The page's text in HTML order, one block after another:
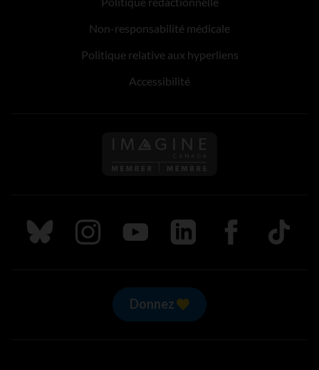
Non-responsabilité médicale
Politique relative aux hyperliens
Accessibilité
Suivez nous sur Bluesky
Suivez nous sur Instagram
Suivez nous sur Youtube
Suivez nous sur LinkedIn
Suivez nous sur
TikTok
Donnez